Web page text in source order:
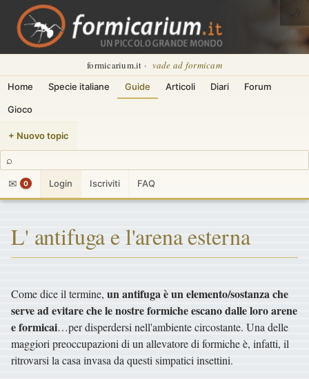
formicarium.it · vade ad formicam
Home Specie italiane Guide Articoli Diari Forum
Gioco
+ Nuovo topic
⌕
✉
0 Login Iscriviti FAQ
🌙
L' antifuga e l'arena esterna
Come dice il termine, un antifuga è un elemento/sostanza che
serve ad evitare che le nostre formiche escano dalle loro arene
e formicai…per disperdersi nell'ambiente circostante. Una delle
maggiori preoccupazioni di un allevatore di formiche è, infatti, il
ritrovarsi la casa invasa da questi simpatici insettini.